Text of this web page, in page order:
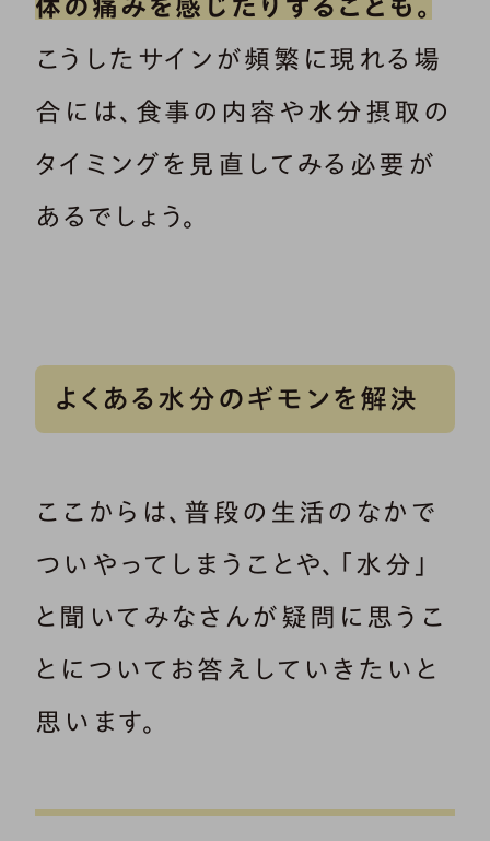
体の痛みを感じたりすることも。
こうしたサインが頻繁に現れる場
合には、食事の内容や水分摂取の
タイミングを見直してみる必要が
あるでしょう。
よくある水分のギモンを解決
ここからは、普段の生活のなかで
ついやってしまうことや、「水分」
と聞いてみなさんが疑問に思うこ
とについてお答えしていきたいと
思います。